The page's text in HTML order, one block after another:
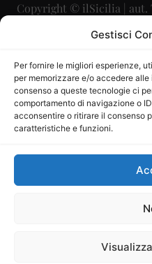
Gestisci
Per fornire le migliori esperienze,
per memorizzare e/o accedere
consenso a queste tecnologie ci
comportamento di navigazione o
acconsentire o ritirare il consenso
caratteristiche e funzioni.
Copyright © ilSicilia | aut.
29/
Direttore
Direttore
P.IVA:
Mercurio
iscritta al Registro degli
Sito gestito daLa